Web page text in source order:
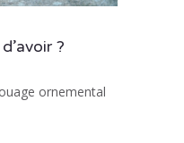
?
ornemental